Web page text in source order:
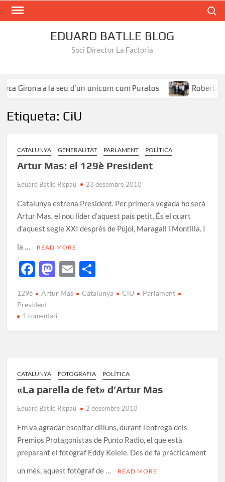
EDUARD BATLLE BLOG
Soci Director La Factoria
Girona a la seu d’un unicorn com Puratos Roberto
Etiqueta: CiU
CATALUNYA GENERALITAT PARLAMENT POLÍTICA
Artur Mas: el 129è President
Eduard Batlle Rispau 23 desembre 2010
Catalunya estrena President. Per primera vegada ho serà
Artur Mas, el nou líder d’aquest país petit. És el quart
d’aquest segle XXI després de Pujol, Maragall i Montilla. I
la …
READ MORE
F
e
b
o
M
to
d
o
E
ail m
ar
129è Artur Mas Catalunya CiU
Parlament
President
1 comentari
CATALUNYA FOTOGRAFIA POLÍTICA
«La parella de fet» d’Artur Mas
Eduard Batlle Rispau 2 desembre 2010
Em va agradar escoltar dilluns, durant l’entrega dels
Premios Protagonistas de Punto Radio, el que està
preparant el fotògraf Eddy Kelele. Des de fa pràcticament
un més, aquest fotògraf de …
READ MORE